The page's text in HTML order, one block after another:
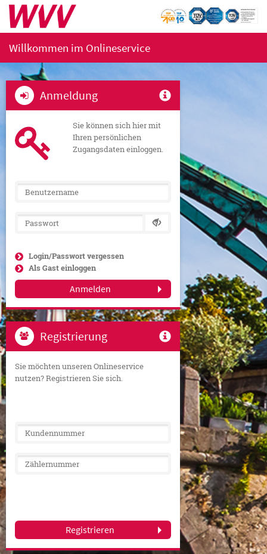
Willkommen im Onlineservice
Anmeldung 
Sie können sich hier mit
Ihren persönlichen
Zugangsdaten einloggen.

Login/Passwort vergessen
Als Gast einloggen
Anmelden
Registrierung 
Sie möchten unseren Onlineservice
nutzen? Registrieren Sie sich.
Registrieren